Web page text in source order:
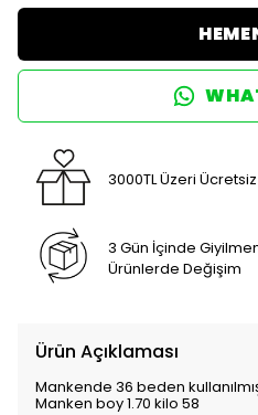
3000TL Üzeri
3 Gün İçinde
Ürünlerde Değişim
Ürün Açıklaması
Mankende 36 beden
Manken boy 1.70 kilo 58